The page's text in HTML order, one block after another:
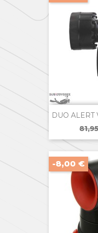
DUO ALERT
Prix
de
base

-8,00 €